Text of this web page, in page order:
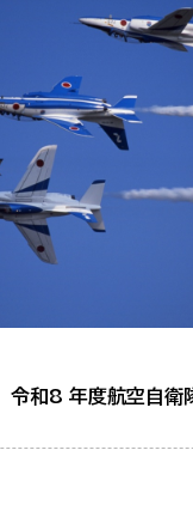
和8 年度航空自衛